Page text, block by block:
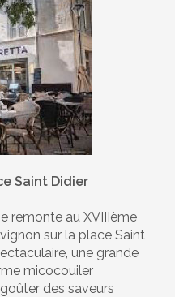
Saint Didier
remonte au XVIIIème
sur la place Saint
une grande
micocouiler
des saveurs